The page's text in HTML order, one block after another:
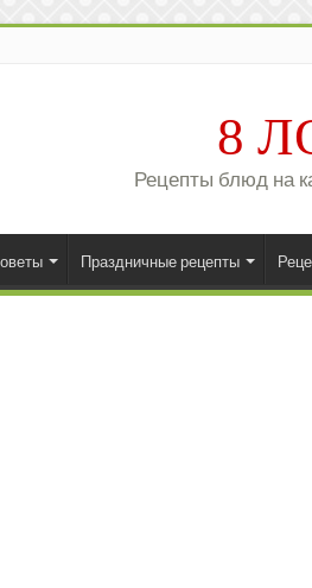
8
Рецепты блюд на
Праздничные рецепты